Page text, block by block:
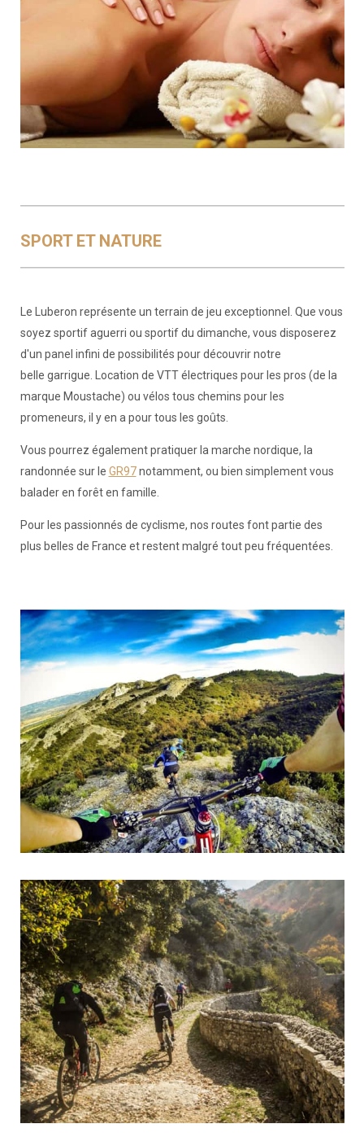
SPORT ET NATURE
Le Luberon représente un terrain de jeu exceptionnel. Que vous
soyez sportif aguerri ou sportif du dimanche, vous disposerez
d'un panel infini de possibilités pour découvrir notre
belle garrigue. Location de VTT électriques pour les pros (de la
marque Moustache) ou vélos tous chemins pour les
promeneurs, il y en a pour tous les goûts.
Vous pourrez également pratiquer la marche nordique, la
randonnée sur le GR97notamment, ou bien simplement vous
balader en forêt en famille.
Pour les passionnés de cyclisme, nos routes font partie des
plus belles de France et restent malgré tout peu fréquentées.